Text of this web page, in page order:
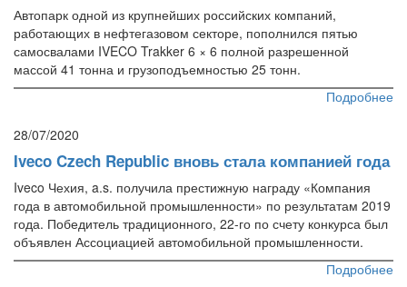
Автопарк одной из крупнейших российских компаний,
работающих в нефтегазовом секторе, пополнился пятью
самосвалами IVECO Trakker 6 × 6 полной разрешенной
массой 41 тонна и грузоподъемностью 25 тонн.
Подробнее
28/07/2020
Iveco Czech Republic вновь стала компанией года
Iveco Чехия, a.s. получила престижную награду «Компания
года в автомобильной промышленности» по результатам 2019
года. Победитель традиционного, 22-го по счету конкурса был
объявлен Ассоциацией автомобильной промышленности.
Подробнее